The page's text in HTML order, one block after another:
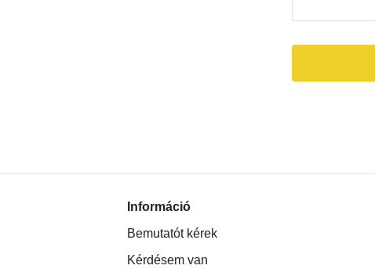
Információ
Bemutatót kérek
Kérdésem van